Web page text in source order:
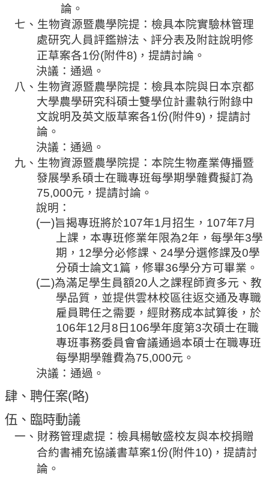
尋
務
動
論。
七、生物資源暨農學院提：檢具本院實驗林管理
處研究人員評鑑辦法、評分表及附註說明修
正草案各1份(附件8) ，提請討論。
決議：通過。
八、 生物資源暨農學院提：檢具本院與日本京都
大學農學研究科碩士雙學位計畫執行附錄中
文說明及英文版草案各1份(附件9) ，提請討
論。
決議：通過。
九、 生物資源暨農學院提：本院生物產業傳播暨
發展學系碩士在職專班每學期學雜費擬訂為
75,000元，提請討論。
說明：
(一)旨揭專班將於107年1月招生， 107年7月
上課，本專班修業年限為2年，每學年3學
期， 12學分必修課、 24學分選修課及0學
分碩士論文1篇，修畢36學分方可畢業。
(二)為滿足學生員額20人之課程師資多元、教
學品質，並提供雲林校區往返交通及專職
雇員聘任之需要，經財務成本試算後，於
106年12月 8 日 106學年度第3次碩士在職
專班事務委員會會議通過本碩士在職專班
每學期學雜費為75,000元。
決議：通過。
肆、聘任案(略)
伍、 臨時動議
一、 財務管理處提：檢具楊敏盛校友與本校捐贈
合約書補充協議書草案1份(附件10) ，提請討
論。